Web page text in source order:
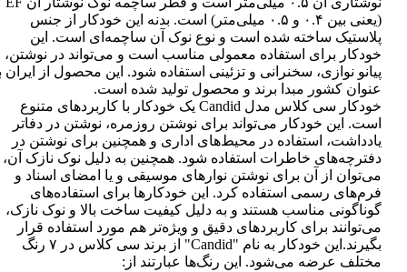
(یعنی بین ۰.۴ و ۰.۵ میلی‌متر) است. بدنه این خودکار از جنس
پلاستیک ساخته شده است و نوع نوک آن ساچمه‌ای است. این
خودکار برای استفاده معمولی مناسب است و می‌تواند در نوشتن،
پیانو نوازی، سخنرانی و تزئینی استفاده شود. این محصول از ایران
عنوان کشور مبدا برند و محصول تولید شده است.
خودکار سی کلاس مدل Candid یک خودکار با کاربردهای متنوع
است. این خودکار می‌تواند برای نوشتن روزمره، نوشتن در دفاتر
یادداشت، استفاده در محیط‌های اداری و همچنین برای نوشتن در
دفترچه‌های خاطرات استفاده شود. همچنین به دلیل نوک نازک آن،
می‌توان از آن برای نوشتن نوارهای موسیقی و یا امضای اسناد و
فرم‌های رسمی استفاده کرد. این خودکارها برای استفاده‌های
گوناگونی مناسب هستند و به دلیل کیفیت ساخت بالا و نوک نازک،
می‌توانند برای کاربردهای دقیق و ویژه‌تر هم مورد استفاده قرار
بگیرند.این خودکار به نام "Candid" از برند سی کلاس در ۷ رنگ
مختلف عرضه می‌شود. این رنگ‌ها عبارتند از: